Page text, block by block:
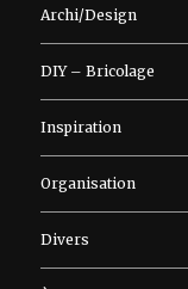
Archi/Design
DIY – Bricolage
Inspiration
Organisation
Divers